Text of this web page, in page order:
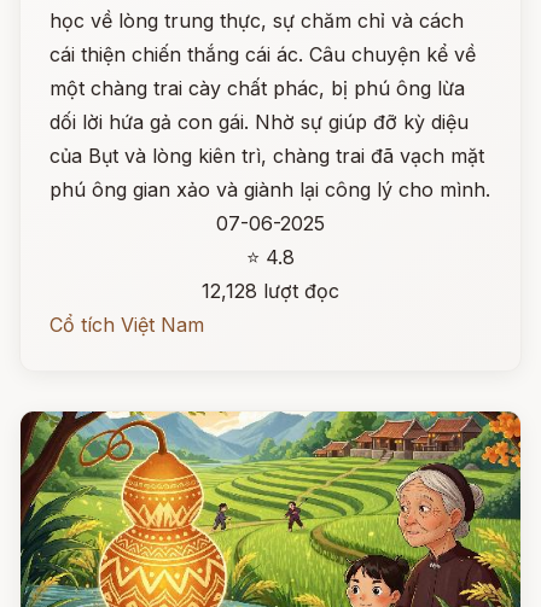
học về lòng trung thực, sự chăm chỉ và cách
cái thiện chiến thắng cái ác. Câu chuyện kể về
một chàng trai cày chất phác, bị phú ông lừa
dối lời hứa gả con gái. Nhờ sự giúp đỡ kỳ diệu
của Bụt và lòng kiên trì, chàng trai đã vạch mặt
phú ông gian xảo và giành lại công lý cho mình.
07-06-2025
⭐ 4.8
12,128 lượt đọc
Cổ tích Việt Nam